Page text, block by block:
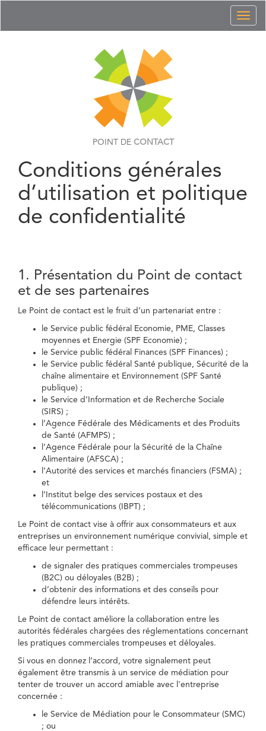
POINT DE CONTACT
Conditions générales
d’utilisation et politique
de confidentialité
1. Présentation du Point de contact
et de ses partenaires
Le Point de contact est le fruit d’un partenariat entre :
le Service public fédéral Economie, PME, Classes
moyennes et Energie (SPF Economie) ;
le Service public fédéral Finances (SPF Finances) ;
le Service public fédéral Santé publique, Sécurité de la
chaîne alimentaire et Environnement (SPF Santé
publique) ;
le Service d’Information et de Recherche Sociale
(SIRS) ;
l’Agence Fédérale des Médicaments et des Produits
de Santé (AFMPS) ;
l’Agence Fédérale pour la Sécurité de la Chaîne
Alimentaire (AFSCA) ;
l’Autorité des services et marchés financiers (FSMA) ;
et
l’Institut belge des services postaux et des
télécommunications (IBPT) ;
Le Point de contact vise à offrir aux consommateurs et aux
entreprises un environnement numérique convivial, simple et
efficace leur permettant :
de signaler des pratiques commerciales trompeuses
(B2C) ou déloyales (B2B) ;
d’obtenir des informations et des conseils pour
défendre leurs intérêts.
Le Point de contact améliore la collaboration entre les
autorités fédérales chargées des réglementations concernant
les pratiques commerciales trompeuses et déloyales.
Si vous en donnez l’accord, votre signalement peut
également être transmis à un service de médiation pour
tenter de trouver un accord amiable avec l'entreprise
concernée :
le Service de Médiation pour le Consommateur (SMC)
; ou